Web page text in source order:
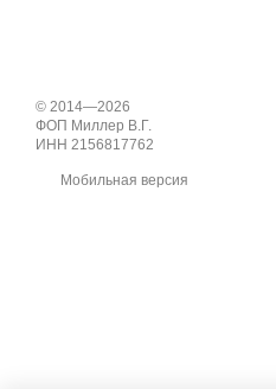
© 2014—2026
ФОП Миллер В.Г.
ИНН 2156817762
Мобильная версия